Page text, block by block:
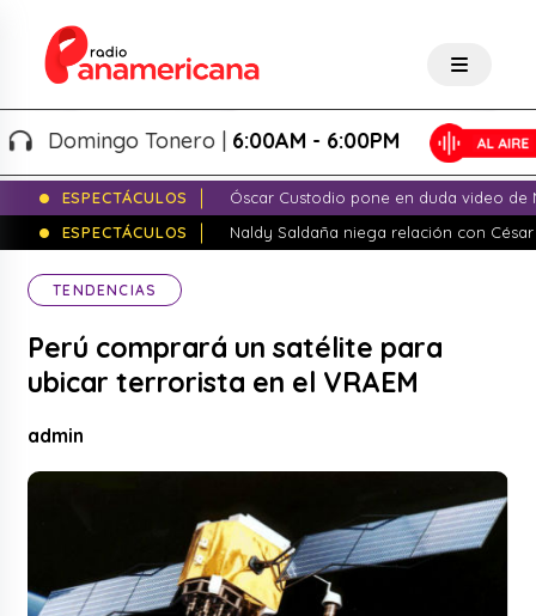
Domingo Tonero |6:00AM - 6:00PM
ESPECTÁCULOS
Óscar Custodio pone en duda video de
ESPECTÁCULOS
Naldy Saldaña niega relación con
TENDENCIAS
Perú comprará un satélite para
ubicar terrorista en el VRAEM
admin